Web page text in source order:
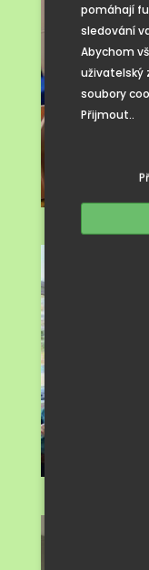
pomáhají
sledování
Abychom
uživatelský
soubory
Přijmout..